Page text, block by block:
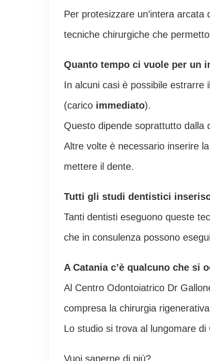
Per protesizzare un’intera arcata
tecniche chirurgiche che
Quanto tempo ci vuole per un
In alcuni casi è possibile estrarre
(carico immediato).
Questo dipende soprattutto dalla
Altre volte è necessario inserire
mettere il dente.
Tutti gli studi dentistici
Tanti dentisti eseguono queste
che in consulenza possono
A Catania c’è qualcuno che si
Al Centro Odontoiatrico Dr
compresa la chirurgia
Lo studio si trova al lungomare
Vuoi saperne di più?